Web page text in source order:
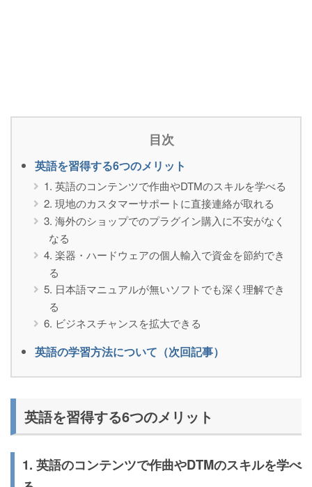
目次
英語を習得する6つのメリット
1. 英語のコンテンツで作曲やDTMのスキルを学べる
2. 現地のカスタマーサポートに直接連絡が取れる
3. 海外のショップでのプラグイン購入に不安がなく
なる
4. 楽器・ハードウェアの個人輸入で資金を節約でき
る
5. 日本語マニュアルが無いソフトでも深く理解でき
る
6. ビジネスチャンスを拡大できる
英語の学習方法について（次回記事）
英語を習得する6つのメリット
1. 英語のコンテンツで作曲やDTMのスキルを学べ